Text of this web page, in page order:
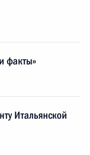
факты»
Итальянской